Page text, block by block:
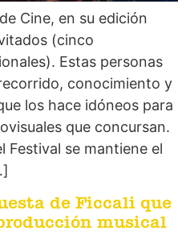
Cine, en su edición
(cinco
Estas personas
conocimiento y
los hace idóneos para
que concursan.
Festival se mantiene el
de Ficcali que
musical